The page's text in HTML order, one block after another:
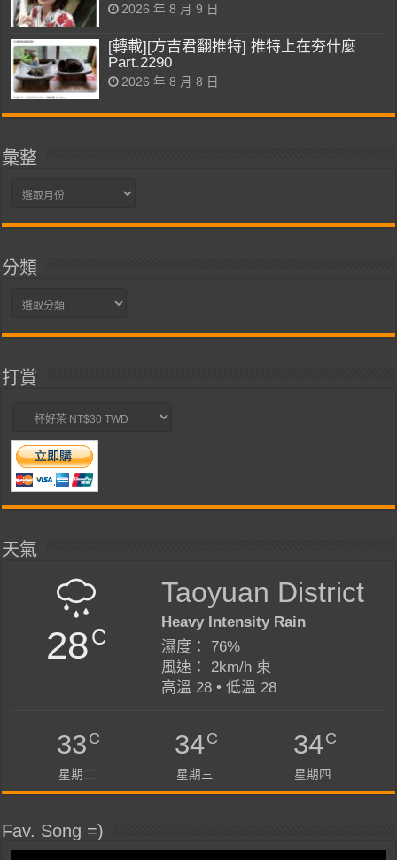
2026 年 8 月 9 日
[轉載][方吉君翻推特] 推特上在夯什麼
Part.2290
2026 年 8 月 8 日
彙整
彙
分類
分
打賞
天氣
28C
Taoyuan District
Heavy Intensity Rain
濕度： 76%
風速： 2km/h 東
高溫 28 • 低溫 28
33C
星期二
34C
星期三
34C
星期四
Fav. Song =)